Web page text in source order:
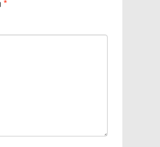
*